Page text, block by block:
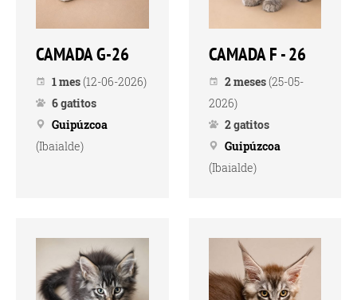
CAMADA G-26
1 mes(12-06-2026)
6 gatitos
Guipúzcoa
(Ibaialde)
CAMADA F - 26
2 meses(25-05-
2026)
2 gatitos
Guipúzcoa
(Ibaialde)